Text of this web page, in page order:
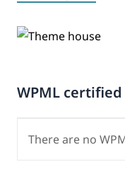
WPML
There are no